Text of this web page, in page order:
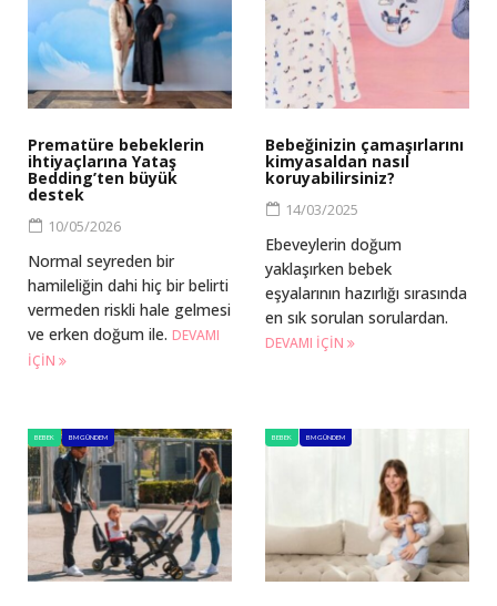
Prematüre bebeklerin
ihtiyaçlarına Yataş
Bedding’ten büyük
destek
10/05/2026
Normal seyreden bir
hamileliğin dahi hiç bir belirti
vermeden riskli hale gelmesi
ve erken doğum ile. DEVAMI
IÇIN
Bebeğinizin çamaşırlarını
kimyasaldan nasıl
koruyabilirsiniz?
14/03/2025
Ebeveylerin doğum
yaklaşırken bebek
eşyalarının hazırlığı sırasında
en sık sorulan sorulardan.
DEVAMI IÇIN
BEBEK BM GÜNDEM BEBEK BM GÜNDEM